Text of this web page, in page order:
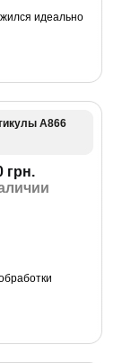
идеально
А866
грн.